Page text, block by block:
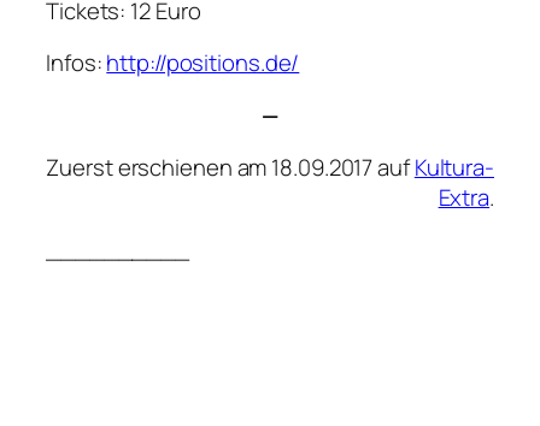
Tickets: 12 Euro
Infos:http://positions.de/
—
Zuerst erschienen am 18.09.2017 aufKultura-
Extra.